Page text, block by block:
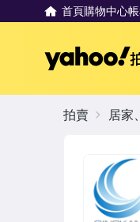
首頁購物中心
拍賣 居家